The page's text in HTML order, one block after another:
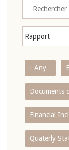
- Any -
Documents
Financial
Quaterly